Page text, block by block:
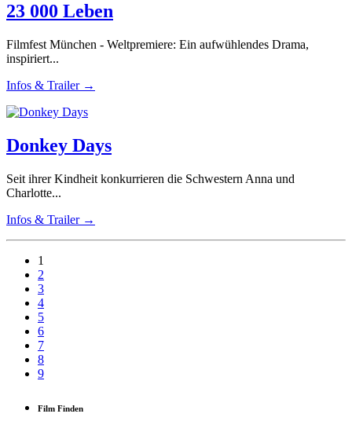
23 000 Leben
Filmfest München - Weltpremiere: Ein aufwühlendes Drama,
inspiriert...
Infos & Trailer →
Donkey Days
Seit ihrer Kindheit konkurrieren die Schwestern Anna und
Charlotte...
Infos & Trailer →
1
2
3
4
5
6
7
8
9
Film Finden